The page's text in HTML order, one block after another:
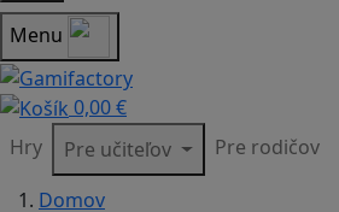
Menu
0,00 €
Hry
Pre učiteľov Pre rodičov
Domov